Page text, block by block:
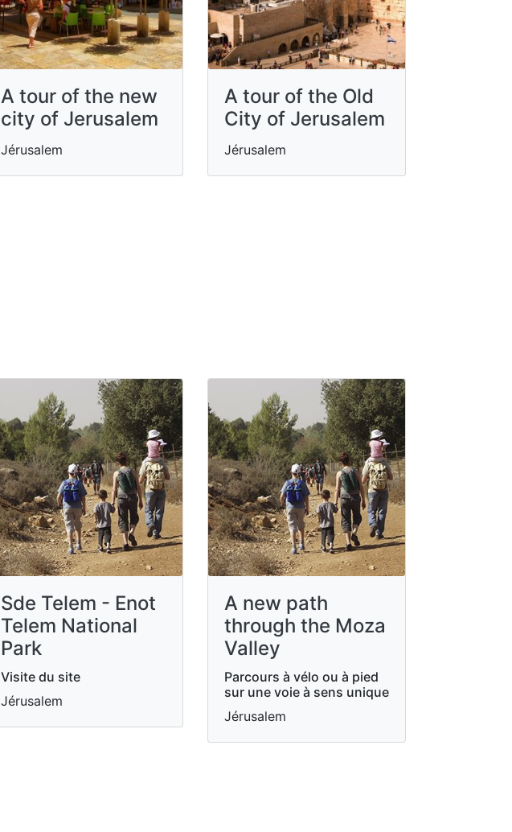
A tour of the new
city of Jerusalem
Jérusalem
A tour of the Old
City of Jerusalem
Jérusalem
Sde Telem - Enot
Telem National
Park
Visite du site
Jérusalem
A new path
through the Moza
Valley
Parcours à vélo ou à pied
sur une voie à sens unique
Jérusalem